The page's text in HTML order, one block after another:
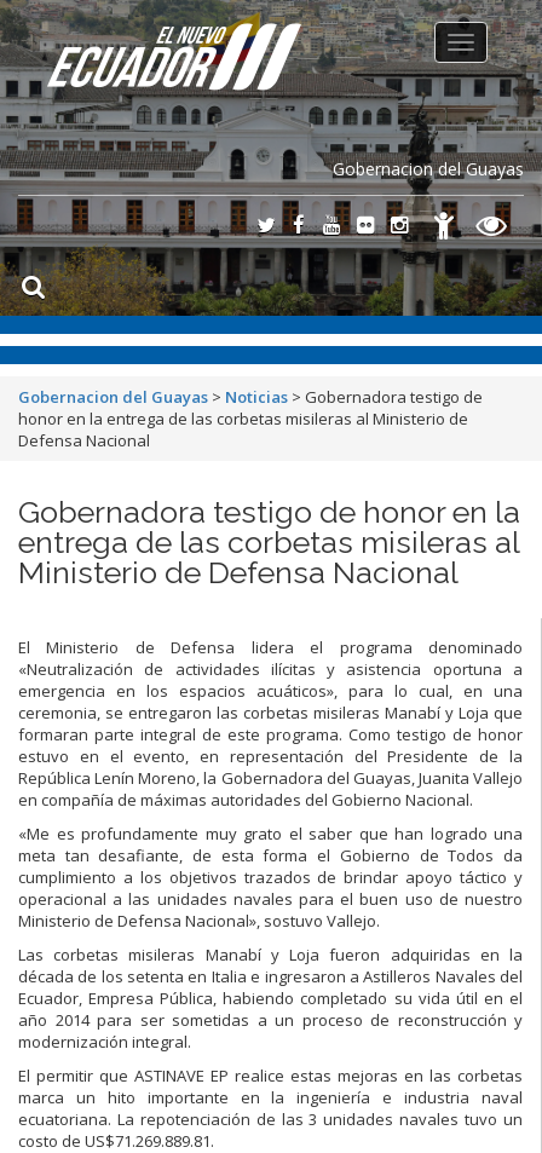
Gobernacion del Guayas
Toggle
navigation
Gobernacion del Guayas > Noticias > Gobernadora testigo de
honor en la entrega de las corbetas misileras al Ministerio de
Defensa Nacional
Gobernadora testigo de honor en la
entrega de las corbetas misileras al
Ministerio de Defensa Nacional
El Ministerio de Defensa lidera el programa denominado
«Neutralización de actividades ilícitas y asistencia oportuna a
emergencia en los espacios acuáticos», para lo cual, en una
ceremonia, se entregaron las corbetas misileras Manabí y Loja que
formaran parte integral de este programa. Como testigo de honor
estuvo en el evento, en representación del Presidente de la
República Lenín Moreno, la Gobernadora del Guayas, Juanita Vallejo
en compañía de máximas autoridades del Gobierno Nacional.
«Me es profundamente muy grato el saber que han logrado una
meta tan desafiante, de esta forma el Gobierno de Todos da
cumplimiento a los objetivos trazados de brindar apoyo táctico y
operacional a las unidades navales para el buen uso de nuestro
Ministerio de Defensa Nacional», sostuvo Vallejo.
Las corbetas misileras Manabí y Loja fueron adquiridas en la
década de los setenta en Italia e ingresaron a Astilleros Navales del
Ecuador, Empresa Pública, habiendo completado su vida útil en el
año 2014 para ser sometidas a un proceso de reconstrucción y
modernización integral.
El permitir que ASTINAVE EP realice estas mejoras en las corbetas
marca un hito importante en la ingeniería e industria naval
ecuatoriana. La repotenciación de las 3 unidades navales tuvo un
costo de US$71.269.889.81.